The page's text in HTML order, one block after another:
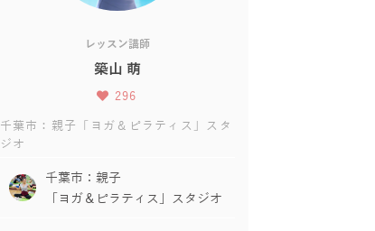
レッスン講師
築山 萌
296
千葉市：親子「ヨガ＆ピラティス」スタ
ジオ
千葉市：親子
「ヨガ＆ピラティス」スタジオ